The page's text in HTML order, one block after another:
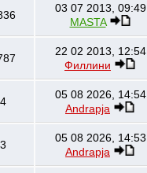
03 07 2013, 09:49
MASTA
22 02 2013, 12:54
Филлини
05 08 2026, 14:54
Andrapja
05 08 2026, 14:53
Andrapja